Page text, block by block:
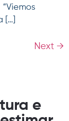
[…]
Next →
e